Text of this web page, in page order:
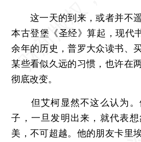
这一天的到来，或者并不遥
本古登堡《圣经》算起，现代
余年的历史，普罗大众读书、
某些看似久远的习惯，也许在
彻底改变。
但艾柯显然不这么认为。
子，一旦发明出来，就代表
美，不可超越。他的朋友卡里